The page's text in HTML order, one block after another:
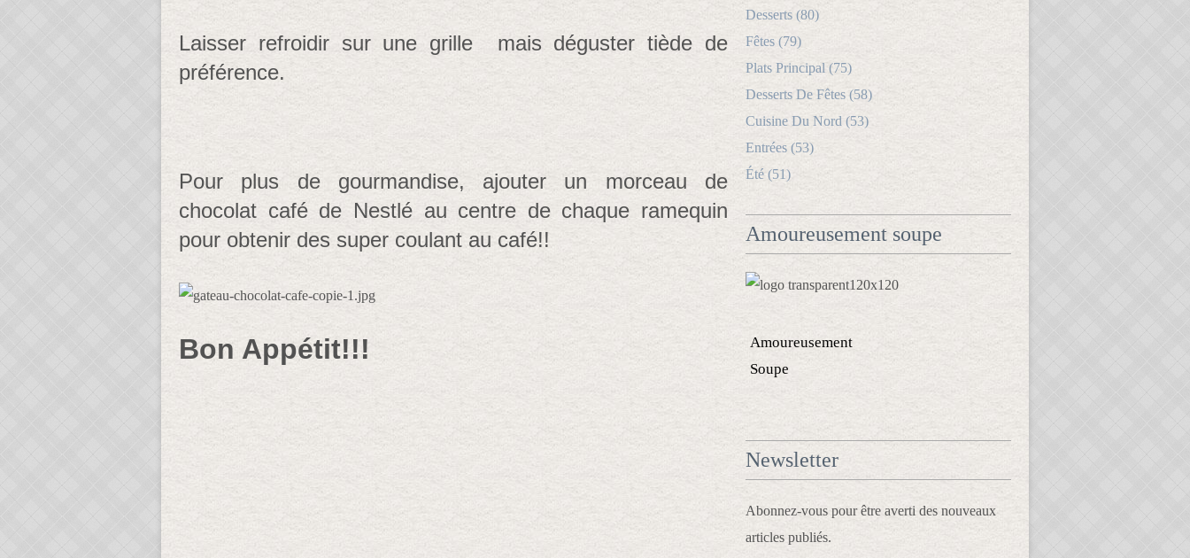
Laisser refroidir sur une grille mais déguster tiède de
préférence.
Pour plus de gourmandise, ajouter un morceau de
chocolat café de Nestlé au centre de chaque ramequin
pour obtenir des super coulant au café!!
Bon Appétit!!!
Desserts (80)
Fêtes (79)
Plats Principal (75)
Desserts De Fêtes (58)
Cuisine Du Nord (53)
Entrées (53)
Été (51)
Amoureusement soupe
Amoureusement
Soupe
Newsletter
Abonnez-vous pour être averti des nouveaux
articles publiés.